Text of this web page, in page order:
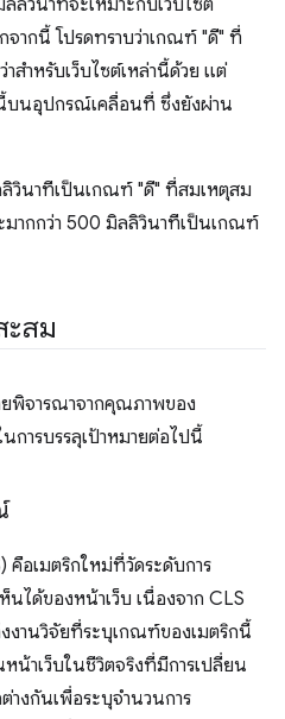
ลิวินาทีจะเหมาะกับเว็บไซต์
ากนี้ โปรดทราบว่าเกณฑ์ "ดี" ที่
สำหรับเว็บไซต์เหล่านี้ด้วย แต่
บนอุปกรณ์เคลื่อนที่ ซึ่งยังผ่าน
ลิวินาทีเป็นเกณฑ์ "ดี" ที่สมเหตุสม
ากกว่า 500 มิลลิวินาทีเป็นเกณฑ์
ะสม
พิจารณาจากคุณภาพของ
การบรรลุเป้าหมายต่อไปนี้
คือเมตริกใหม่ที่วัดระดับการ
ได้ของหน้าเว็บ เนื่องจาก CLS
งานวิจัยที่ระบุเกณฑ์ของเมตริกนี้
หน้าเว็บในชีวิตจริงที่มีการเปลี่ยน
งกันเพื่อระบุจำนวนการ